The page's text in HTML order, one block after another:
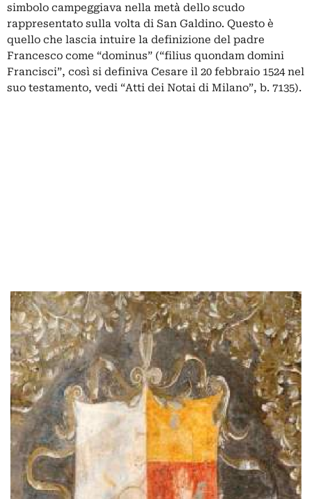
simbolo campeggiava nella metà dello scudo
rappresentato sulla volta di San Galdino. Questo è
quello che lascia intuire la definizione del padre
Francesco come “dominus” (“filius quondam domini
Francisci”, così si definiva Cesare il 20 febbraio 1524 nel
suo testamento, vedi “Atti dei Notai di Milano”, b. 7135).